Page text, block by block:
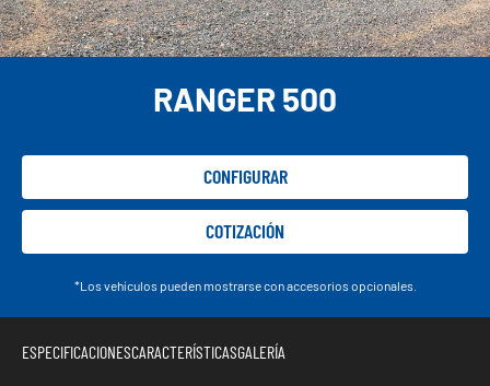
RANGER 500
CONFIGURAR
COTIZACIÓN
*Los vehículos pueden mostrarse con accesorios opcionales.
ESPECIFICACIONESCARACTERÍSTICASGALERÍA